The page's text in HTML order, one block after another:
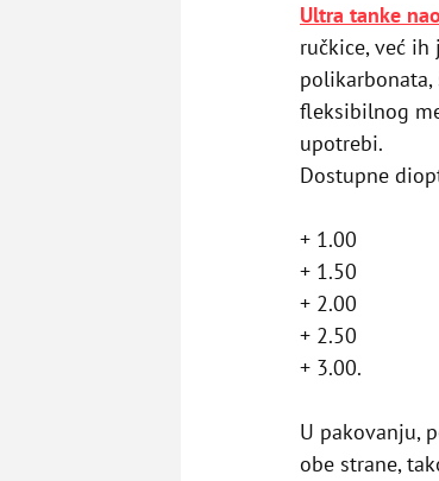
Ultra tanke
ručkice, već
fleksibilnog
upotrebi.
Dostupne
+ 1.00
+ 1.50
+ 2.00
+ 2.50
+ 3.00.
U pakovanju,
obe strane,